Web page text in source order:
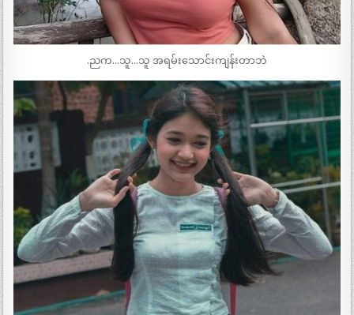
.ညက…သူ…သူ အရမ်းသောင်းကျန်းတာဘဲ